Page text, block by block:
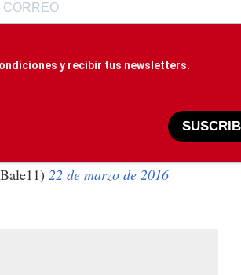
y recibir tus newsletters.
22 de marzo de 2016